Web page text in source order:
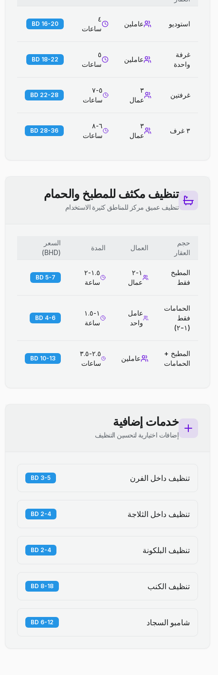
استوديو عاملين
٤
ساعات
16-20 BD
غرفة
واحدة
عاملين
٥
ساعات
18-22 BD
غرفتين
٣
عمال
٥-٧
ساعات
22-28 BD
٣ غرف
٣
عمال
٦-٨
ساعات
28-36 BD
تنظيف مكثف للمطبخ والحمام
تنظيف عميق مركز للمناطق كثيرة الاستخدام
حجم
العقار
العمال المدة
السعر
(
BHD
)
المطبخ
فقط
١-٢
عمال
١.٥-٢
ساعة
5-7 BD
الحمامات
فقط
(١-٢)
عامل
واحد
١-١.٥
ساعة
4-6 BD
المطبخ +
الحمامات
عاملين
٢.٥-٣.٥
ساعات
10-13 BD
خدمات إضافية
إضافات اختيارية لتحسين التنظيف
تنظيف داخل الفرن 3-5 BD
تنظيف داخل الثلاجة 2-4 BD
تنظيف البلكونة 2-4 BD
تنظيف الكنب 8-18 BD
شامبو السجاد 6-12 BD